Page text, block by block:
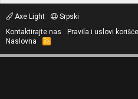
Axe Light
Srpski
Kontaktirajte nas
Pravila i uslovi
Naslovna
R
S